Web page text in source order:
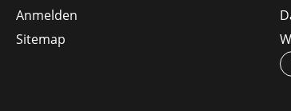
Anmelden
Sitemap